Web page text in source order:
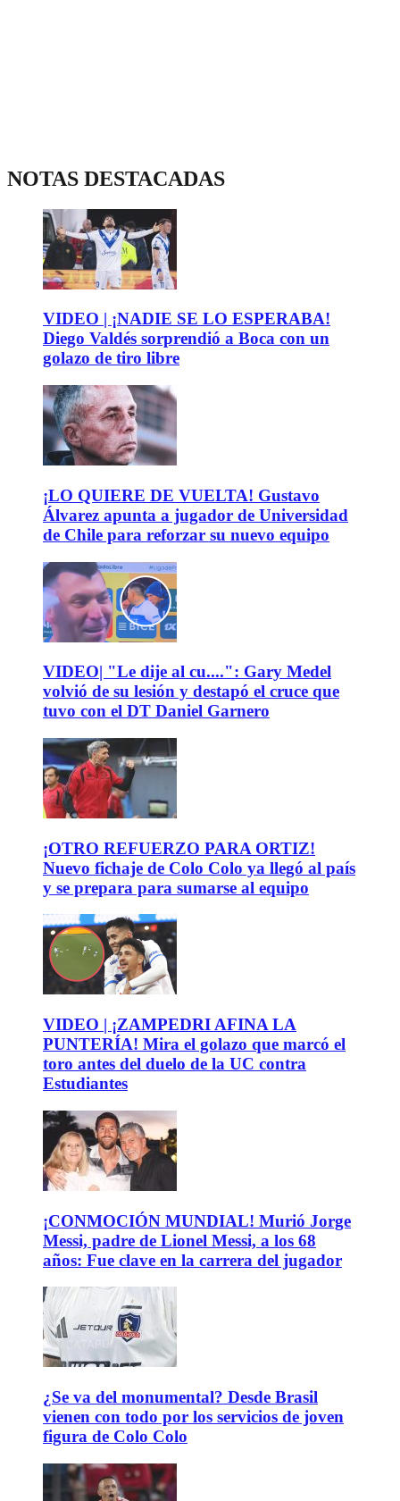
NOTAS DESTACADAS
VIDEO | ¡NADIE SE LO ESPERABA!
Diego Valdés sorprendió a Boca con un
golazo de tiro libre
¡LO QUIERE DE VUELTA! Gustavo
Álvarez apunta a jugador de Universidad
de Chile para reforzar su nuevo equipo
VIDEO| "Le dije al cu....": Gary Medel
volvió de su lesión y destapó el cruce que
tuvo con el DT Daniel Garnero
¡OTRO REFUERZO PARA ORTIZ!
Nuevo fichaje de Colo Colo ya llegó al país
y se prepara para sumarse al equipo
VIDEO | ¡ZAMPEDRI AFINA LA
PUNTERÍA! Mira el golazo que marcó el
toro antes del duelo de la UC contra
Estudiantes
¡CONMOCIÓN MUNDIAL! Murió Jorge
Messi, padre de Lionel Messi, a los 68
años: Fue clave en la carrera del jugador
¿Se va del monumental? Desde Brasil
vienen con todo por los servicios de joven
figura de Colo Colo